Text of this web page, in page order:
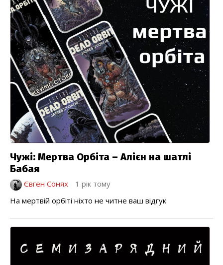
Чужі: Мертва Орбіта – Алієн на шатлі
Бабая
Євген Сонях
1 рік тому
На мертвій орбіті ніхто не читне ваш відгук